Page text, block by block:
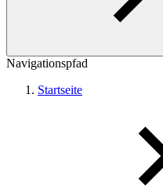
Navigationspfad
Startseite